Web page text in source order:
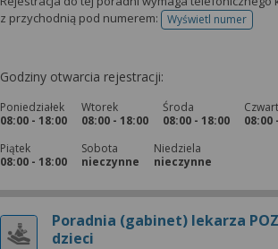
z przychodnią pod numerem:
Wyświetl numer
telefonu do
Godziny otwarcia rejestracji:
Poniedziałek
08:00 - 18:00
Wtorek
08:00 - 18:00
Środa
08:00 - 18:00
08:00
Piątek
08:00 - 18:00
Sobota
nieczynne
Niedziela
nieczynne
Poradnia (gabinet) lekarza
dzieci